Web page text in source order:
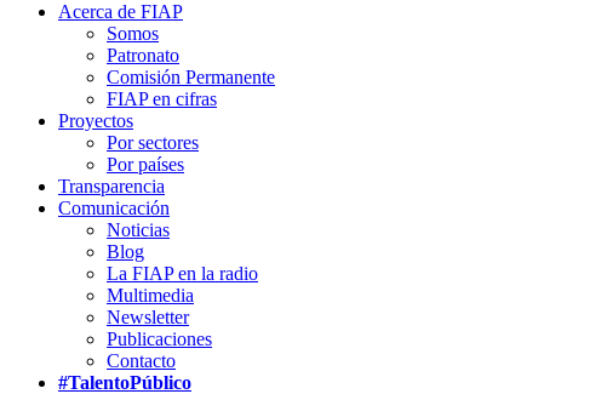
Acerca de FIAP
Somos
Patronato
Comisión Permanente
FIAP en cifras
Proyectos
Por sectores
Por países
Transparencia
Comunicación
Noticias
Blog
La FIAP en la radio
Multimedia
Newsletter
Publicaciones
Contacto
#TalentoPúblico